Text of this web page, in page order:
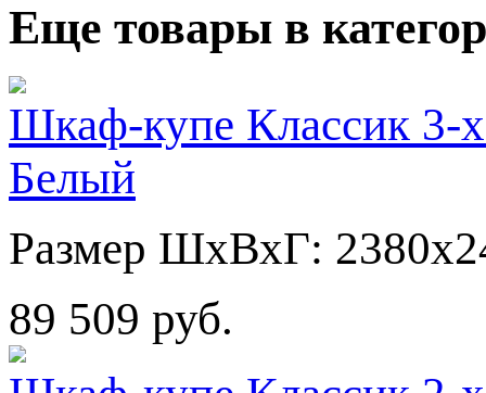
Еще товары в
Шкаф-купе Классик 3-
Белый
Размер ШхВхГ:
89 509 руб.